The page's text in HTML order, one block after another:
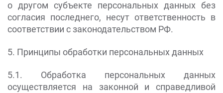
о другом субъекте персональных данных без
согласия последнего, несут ответственность в
соответствии с законодательством РФ.
5. Принципы обработки персональных данных
5.1. Обработка персональных данных
осуществляется на законной и справедливой